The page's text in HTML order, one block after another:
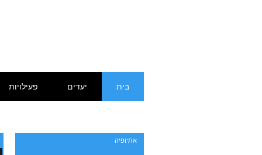
לתוכן
בית יעדים פעילויות
אתיופיה